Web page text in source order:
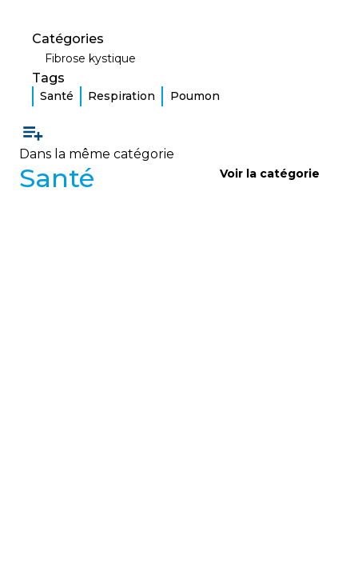
Catégories
Fibrose kystique
Tags
Santé Respiration Poumon
Dans la même catégorie
Santé Voir la catégorie